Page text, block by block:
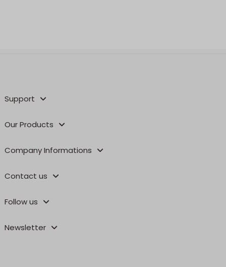
Support
Our Products
Company Informations
Contact us
Follow us
Newsletter